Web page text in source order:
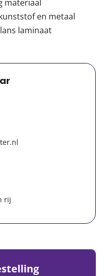
materiaal
en metaal
laminaat
rij